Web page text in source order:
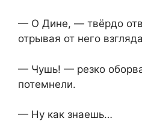
— О Дине, — твёрдо
отрывая от него
— Чушь! — резко
потемнели.
— Ну как знаешь…